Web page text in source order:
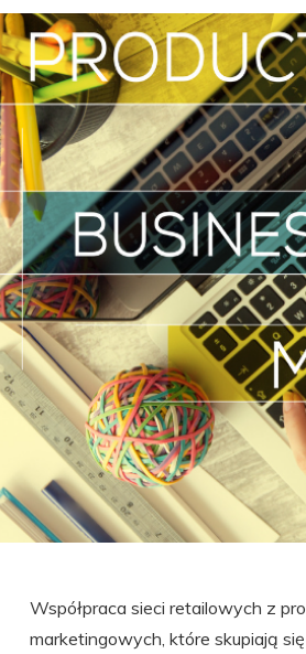
Współpraca sieci retailowych z
marketingowych, które skupiają